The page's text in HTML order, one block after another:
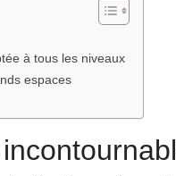
à tous les niveaux
espaces